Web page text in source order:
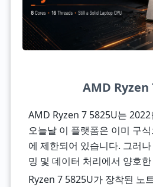
AMD Ryzen
AMD Ryzen 7 5825U는
오늘날 이 플랫폼은 이미 구
에 제한되어 있습니다. 그러
밍 및 데이터 처리에서 양호
Ryzen 7 5825U가 장착된 노